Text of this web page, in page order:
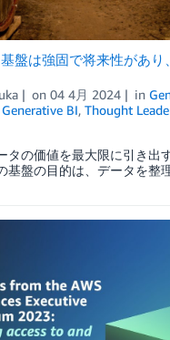
盤は強固で将来性があり
on 04 4月 2024 in
Generative BI, Thought
タの価値を最大限に引き出
基盤の目的は、データを